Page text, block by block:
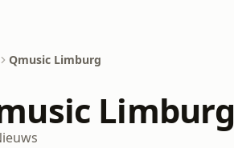
Qmusic Limburg
Limburg